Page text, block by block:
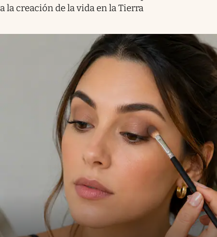
a la creación de la vida en la Tierra